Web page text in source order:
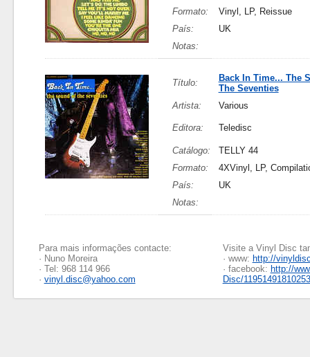
Formato:
Vinyl, LP, Reissue
País:
UK
Notas:
Título:
Back In Time... The
The Seventies
Artista:
Various
Editora: Teledisc
Catálogo:
TELLY 44
Formato:
4XVinyl, LP,
País:
UK
Notas:
Para mais informações contacte:
· Nuno Moreira
· Tel: 968 114 966
· vinyl.disc@yahoo.com
Visite a Vinyl Disc
· www: http://
· facebook: http://
Disc/